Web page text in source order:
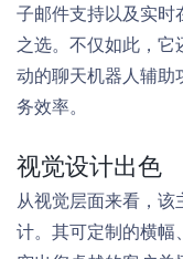
子邮件支持以及实时
之选。不仅如此，
动的聊天机器人辅助
务效率。
视觉设计出色
从视觉层面来看，
计。其可定制的横幅